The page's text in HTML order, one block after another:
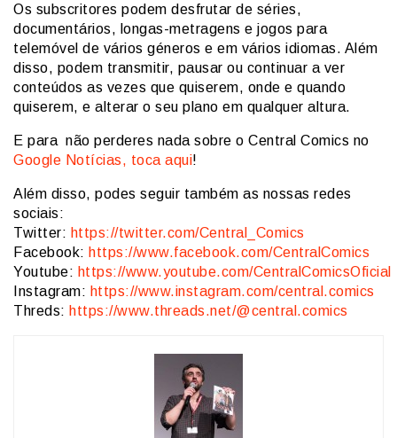
Os subscritores podem desfrutar de séries,
documentários, longas-metragens e jogos para
telemóvel de vários géneros e em vários idiomas. Além
disso, podem transmitir, pausar ou continuar a ver
conteúdos as vezes que quiserem, onde e quando
quiserem, e alterar o seu plano em qualquer altura.
E para não perderes nada sobre o Central Comics no
Google Notícias, toca aqui!
Além disso, podes seguir também as nossas redes
sociais:
Twitter: https://twitter.com/Central_Comics
Facebook: https://www.facebook.com/CentralComics
Youtube: https://www.youtube.com/CentralComicsOficial
Instagram: https://www.instagram.com/central.comics
Threds: https://www.threads.net/@central.comics